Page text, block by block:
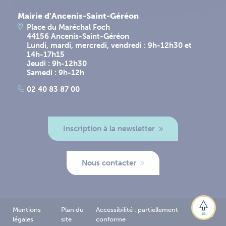
Mairie d'Ancenis-Saint-Géréon
Place du Maréchal Foch
44156 Ancenis-Saint-Géréon
Lundi, mardi, mercredi, vendredi : 9h-12h30 et
14h-17h15
Jeudi : 9h-12h30
Samedi : 9h-12h
02 40 83 87 00
Inscription à la newsletter
Nous contacter
Mentions
légales
Plan du
site
Accessibilité : partiellement
conforme
Logo